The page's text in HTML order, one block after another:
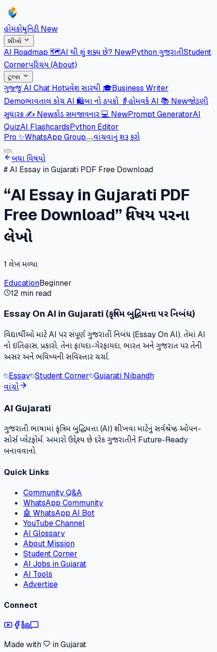
હોમકોમ્યુનિટી New
શીખો
AI Roadmap 🗺️AI થી શું શક્ય છે? NewPython ગુજરાતીStudent
Cornerપરિચય (About)
ટૂલ્સ
ગુજ્જુ AI Chat Hotપ્રવેશ સારથી 🎓Business Writer
Demoભાવતાલ કોચ AI 🛍️બા નો ઠપકો 👵હોમવર્ક AI 📚 Newજોડણી
સુધારક ✍️ Newકોડ સમજાવનાર 💻 NewPrompt GeneratorAI
QuizAI FlashcardsPython Editor
Pro ✨WhatsApp Group વાંચવાનું શરૂ કરો
બધા વિષયો
#AI Essay in Gujarati PDF Free Download
“AI Essay in Gujarati PDF
Free Download” વિષય પરના
લેખો
1 લેખ મળ્યા
EducationBeginner
12 min read
Essay On AI in Gujarati (કૃત્રિમ બુદ્ધિમત્તા પર નિબંધ)
વિદ્યાર્થીઓ માટે AI પર સંપૂર્ણ ગુજરાતી નિબંધ (Essay On AI). તેમાં AI
નો ઇતિહાસ, પ્રકારો, તેના ફાયદા-ગેરફાયદા, ભારત અને ગુજરાત પર તેની
અસર અને ભવિષ્યની સવિસ્તાર ચર્ચા.
Essay Student Corner Gujarati Nibandh
વાંચો
AI Gujarati
ગુજરાતી ભાષામાં કૃત્રિમ બુદ્ધિમત્તા (AI) શીખવા માટેનું સર્વશ્રેષ્ઠ ઓપન-
સોર્સ પ્લેટફોર્મ. અમારો ઉદ્દેશ્ય છે દરેક ગુજરાતીને Future-Ready
બનાવવાનો.
Quick Links
Community Q&A
WhatsApp Community
🤖 WhatsApp AI Bot
YouTube Channel
AI Glossary
About Mission
Student Corner
AI Jobs in Gujarat
AI Tools
Advertise
Connect
Made with in Gujarat